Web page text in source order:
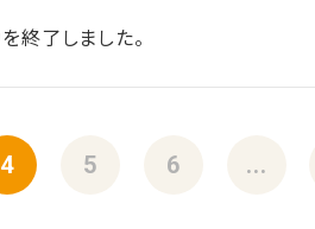
終了しました。
4 5 6 ...